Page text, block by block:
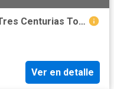
Departamento Amueblado en Tres Centurias Todo incluído
Ver en detalle